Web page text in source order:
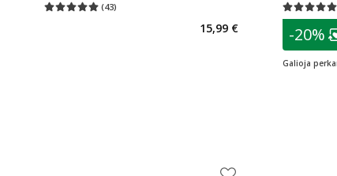
(43)
Vidutinis įvertinimas 5.00
15,99 €
Vidutinis
patarimas
-20%
Galioja